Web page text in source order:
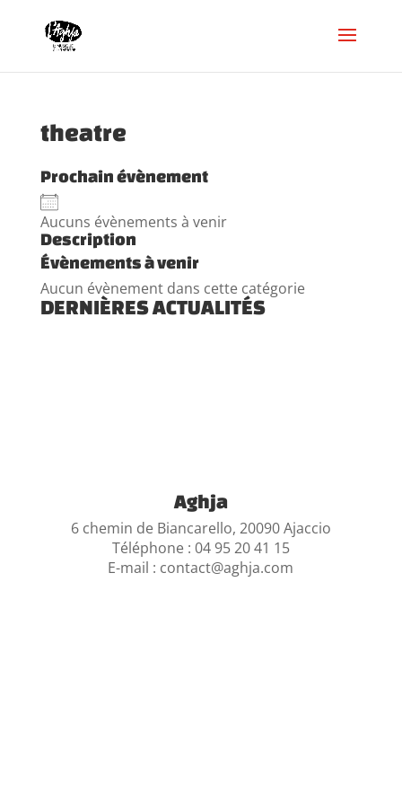
theatre
Prochain évènement
Aucuns évènements à venir
Description
Évènements à venir
Aucun évènement dans cette catégorie
DERNIÈRES ACTUALITÉS
Aghja
6 chemin de Biancarello, 20090 Ajaccio
Téléphone : 04 95 20 41 15
E-mail : contact@aghja.com